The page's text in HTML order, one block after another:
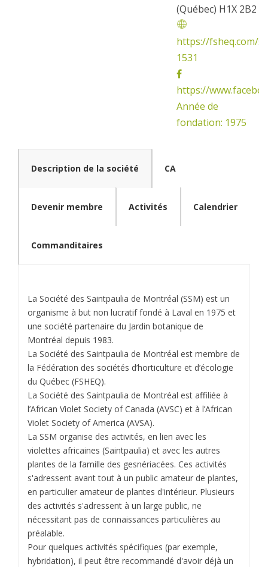
(Québec) H1X 2B2
https://fsheq.com/
1531
https://
Année de
fondation: 1975
Description de la société CA
Devenir membre Activités Calendrier
Commanditaires
La Société des Saintpaulia de Montréal (SSM) est un
organisme à but non lucratif fondé à Laval en 1975 et
une société partenaire du Jardin botanique de
Montréal depuis 1983.
La Société des Saintpaulia de Montréal est membre de
la Fédération des sociétés d’horticulture et d’écologie
du Québec (FSHEQ).
La Société des Saintpaulia de Montréal est affiliée à
l’African Violet Society of Canada (AVSC) et à l’African
Violet Society of America (AVSA).
La SSM organise des activités, en lien avec les
violettes africaines (Saintpaulia) et avec les autres
plantes de la famille des gesnériacées. Ces activités
s'adressent avant tout à un public amateur de plantes,
en particulier amateur de plantes d'intérieur. Plusieurs
des activités s'adressent à un large public, ne
nécessitant pas de connaissances particulières au
préalable.
Pour quelques activités spécifiques (par exemple,
hybridation), il peut être recommandé d'avoir déjà un